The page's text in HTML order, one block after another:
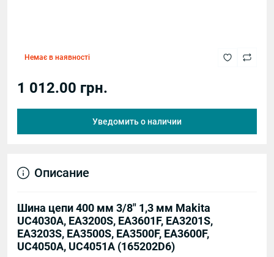
Немає в наявності
1 012.00 грн.
Уведомить о наличии
Описание
Шина цепи 400 мм 3/8" 1,3 мм Makita
UC4030A, EA3200S, EA3601F, EA3201S,
EA3203S, EA3500S, EA3500F, EA3600F,
UC4050A, UC4051A (165202D6)